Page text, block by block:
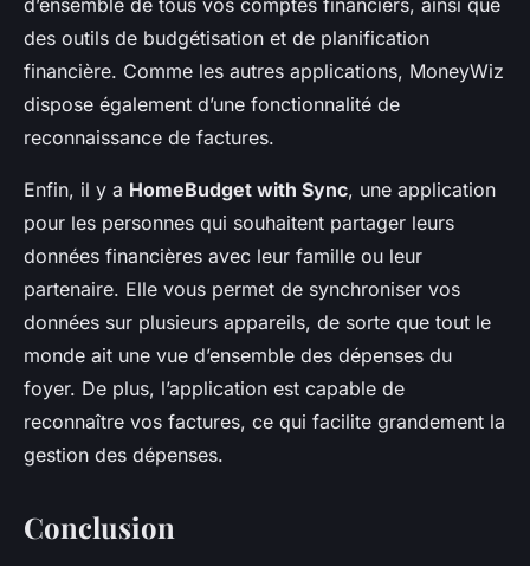
des outils de budgétisation et de planification
financière. Comme les autres applications, MoneyWiz
dispose également d’une fonctionnalité de
reconnaissance de factures.
Enfin, il y a HomeBudget with Sync, une application
pour les personnes qui souhaitent partager leurs
données financières avec leur famille ou leur
partenaire. Elle vous permet de synchroniser vos
données sur plusieurs appareils, de sorte que tout le
monde ait une vue d’ensemble des dépenses du
foyer. De plus, l’application est capable de
reconnaître vos factures, ce qui facilite grandement la
gestion des dépenses.
Conclusion